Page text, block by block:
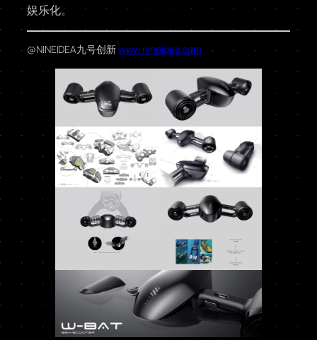
娱乐化。
@NINEIDEA九号创新www.nineidea.com